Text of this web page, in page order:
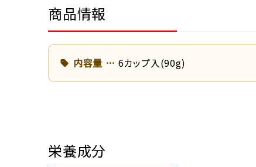
商品情報
内容量 6カップ入(90g)
栄養成分